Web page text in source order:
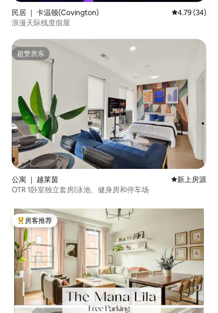
民居 ｜ 卡温顿(Covington) 平均评分
4.79 (34)
浪漫天际线度假屋
超赞房东
超赞房东
公寓 ｜ 越莱茵 新房源
新上房源
OTR 1卧室独立套房|泳池、健身房和停车场
热门「房客推荐」
房客推荐